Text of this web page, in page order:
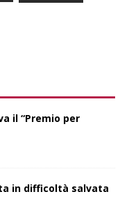
il “Premio per
in difficoltà salvata